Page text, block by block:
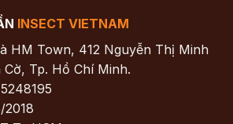
INSECT VIETNAM
HM Town, 412 Nguyễn Thị Minh
Tp. Hồ Chí Minh.
2018